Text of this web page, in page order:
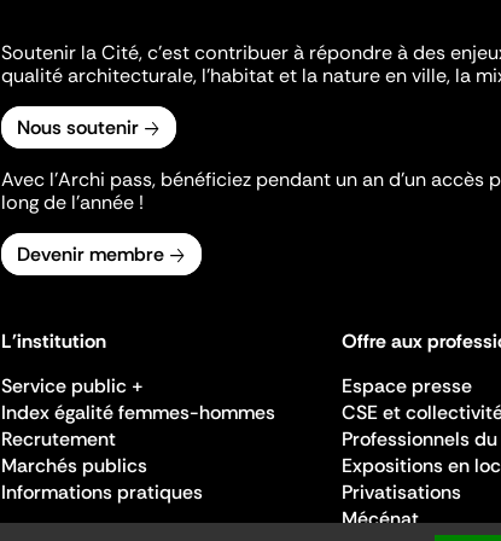
Soutenir la Cité, c'est contribuer à répondre à des
qualité architecturale, l'habitat et la nature en ville, la
Nous soutenir
Avec l’Archi pass, bénéficiez pendant un an d’un
long de l’année !
Devenir membre
L'institution
Service public +
Index égalité femmes-hommes
Recrutement
Marchés publics
Informations pratiques
Offre aux
Espace presse
CSE et
Professionnels
Expositions en
Privatisations
Mécénat